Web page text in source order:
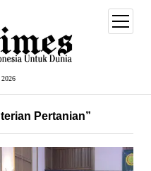
open
menu
Pertanian”